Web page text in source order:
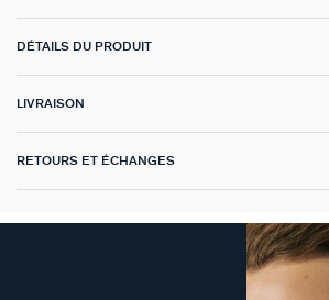
SUR LA PEAU
DÉTAILS DU PRODUIT
LIVRAISON
RETOURS ET ÉCHANGES